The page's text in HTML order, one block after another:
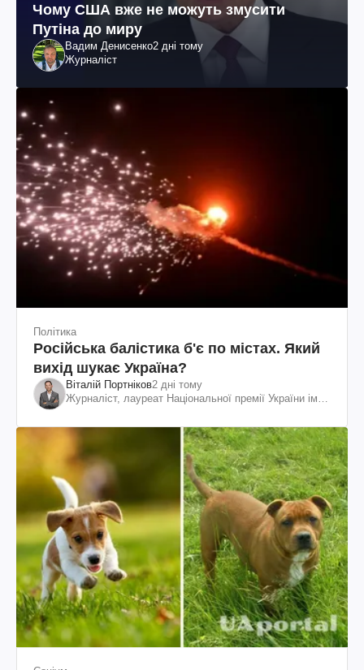
Чому США вже не можуть змусити
Путіна до миру
Вадим Денисенко2 дні тому
Журналіст
Політика
Російська балістика б'є по містах. Який
вихід шукає Україна?
Віталій Портніков2 дні тому
Журналіст, лауреат Національної премії України ім.